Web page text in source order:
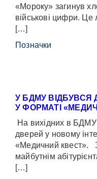
«Мороку» загинув
військові цифри.
[…]
Позначки
У БДМУ ВІДБУВСЯ
У ФОРМАТІ
На вихідних в
дверей у новому
«Медичний квест».
майбутнім
[…]